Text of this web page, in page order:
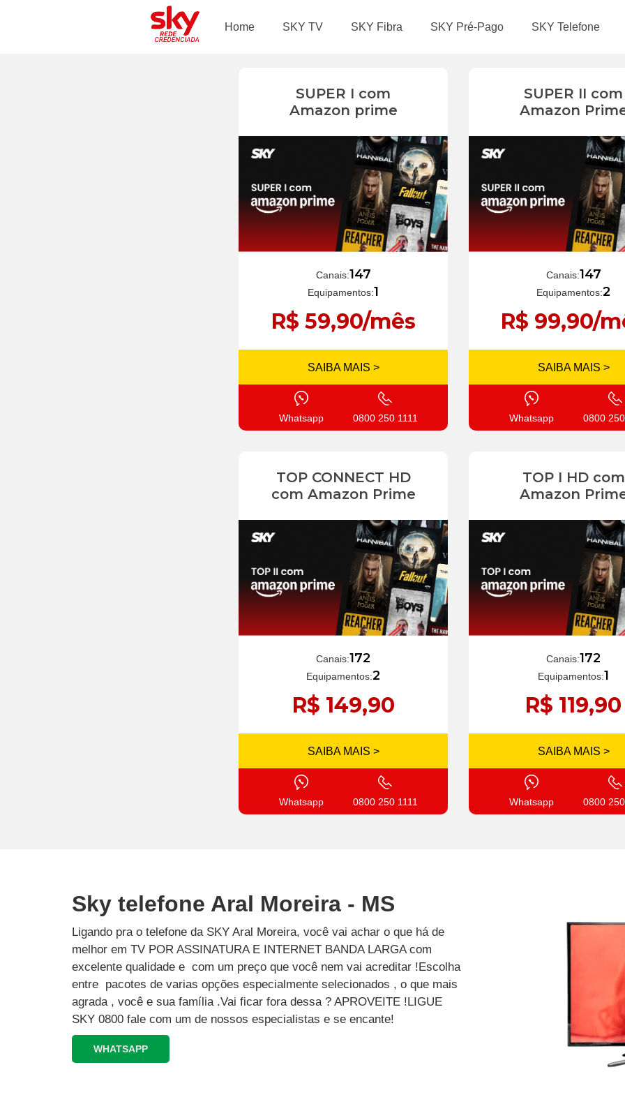
Home SKY TV SKY Fibra SKY Pré-Pago SKY Telefone
SUPER I com
Amazon prime
Canais:147
Equipamentos:1
R$ 59,90/mês
SAIBA MAIS >
Whatsapp 0800 250 1111
SUPER II com
Amazon
Canais:147
Equipamentos:2
R$ 99,90/
SAIBA MAIS >
Whatsapp 0800
TOP CONNECT HD
com Amazon Prime
Canais:172
Equipamentos:2
R$ 149,90
SAIBA MAIS >
Whatsapp 0800 250 1111
TOP I HD com
Amazon
Canais:172
Equipamentos:1
R$ 119,90
SAIBA MAIS >
Whatsapp 0800
Sky telefone Aral Moreira - MS
Ligando pra o telefone da SKY Aral Moreira, você vai achar o que há de
melhor em TV POR ASSINATURA E INTERNET BANDA LARGA com
excelente qualidade e com um preço que você nem vai acreditar !Escolha
entre pacotes de varias opções especialmente selecionados , o que mais
agrada , você e sua família .Vai ficar fora dessa ? APROVEITE !LIGUE
SKY 0800 fale com um de nossos especialistas e se encante!
WHATSAPP